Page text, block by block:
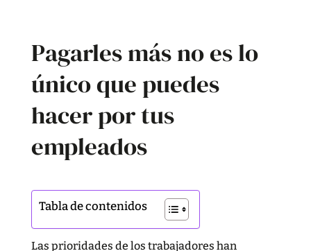
Pagarles más no es lo
único que puedes
hacer por tus
empleados
Tabla de contenidos
Las prioridades de los trabajadores han